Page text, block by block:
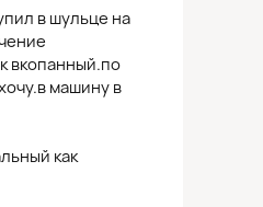
в шульце на
вкопанный.по
машину в
как